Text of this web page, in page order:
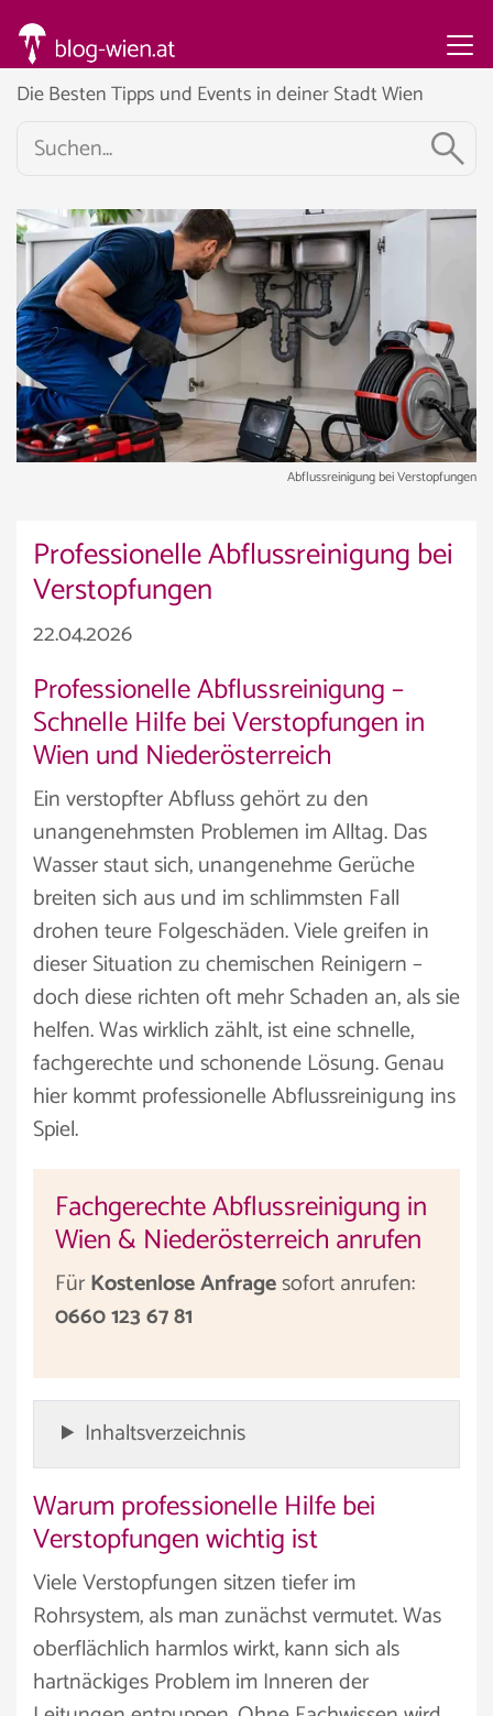
Die Besten Tipps und Events in deiner Stadt Wien
Abflussreinigung bei Verstopfungen
Professionelle Abflussreinigung bei
Verstopfungen
22.04.2026
Professionelle Abflussreinigung –
Schnelle Hilfe bei Verstopfungen in
Wien und Niederösterreich
Ein verstopfter Abfluss gehört zu den
unangenehmsten Problemen im Alltag. Das
Wasser staut sich, unangenehme Gerüche
breiten sich aus und im schlimmsten Fall
drohen teure Folgeschäden. Viele greifen in
dieser Situation zu chemischen Reinigern –
doch diese richten oft mehr Schaden an, als sie
helfen. Was wirklich zählt, ist eine schnelle,
fachgerechte und schonende Lösung. Genau
hier kommt professionelle Abflussreinigung ins
Spiel.
Fachgerechte Abflussreinigung in
Wien & Niederösterreich anrufen
FürKostenlose Anfragesofort anrufen:
0660 123 67 81
Inhaltsverzeichnis
Warum professionelle Hilfe bei
Verstopfungen wichtig ist
Viele Verstopfungen sitzen tiefer im
Rohrsystem, als man zunächst vermutet. Was
oberflächlich harmlos wirkt, kann sich als
hartnäckiges Problem im Inneren der